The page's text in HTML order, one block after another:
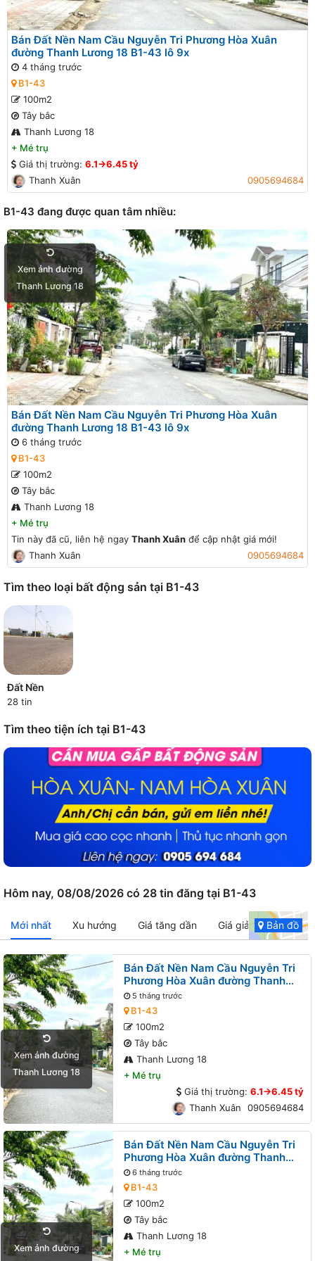
Bán Đất Nền Nam Cầu Nguyễn Tri Phương Hòa Xuân
đường Thanh Lương 18 B1-43 lô 9x
4 tháng trước
B1-43
100m2
Tây bắc
Thanh Lương 18
+ Mé trụ
Giá thị trường: 6.1->6.45 tỷ
Thanh Xuân
0905694684
B1-43 đang được quan tâm nhiều:
Xem ảnh đường
Thanh Lương 18
Bán Đất Nền Nam Cầu Nguyễn Tri Phương Hòa Xuân
đường Thanh Lương 18 B1-43 lô 9x
6 tháng trước
B1-43
100m2
Tây bắc
Thanh Lương 18
+ Mé trụ
Tin này đã cũ, liên hệ ngay Thanh Xuân để cập nhật giá mới!
Thanh Xuân
0905694684
Tìm theo loại bất động sản tại B1-43
Đất Nền
28 tin
Tìm theo tiện ích tại B1-43
Hôm nay, 08/08/2026 có 28 tin đăng tại B1-43
Mới nhất Xu hướng Giá tăng dần Giá giảm dầnBản đồ
Xem ảnh đường
Thanh Lương 18
Bán Đất Nền Nam Cầu Nguyễn Tri
Phương Hòa Xuân đường Thanh
Lương 18 B1-43 lô 9x
5 tháng trước
B1-43
100m2
Tây bắc
Thanh Lương 18
+ Mé trụ
Giá thị trường: 6.1->6.45 tỷ
Thanh Xuân
0905694684
Xem ảnh đường
Bán Đất Nền Nam Cầu Nguyễn Tri
Phương Hòa Xuân đường Thanh
Lương 18 B1-43 lô 9x
6 tháng trước
B1-43
100m2
Tây bắc
Thanh Lương 18
+ Mé trụ